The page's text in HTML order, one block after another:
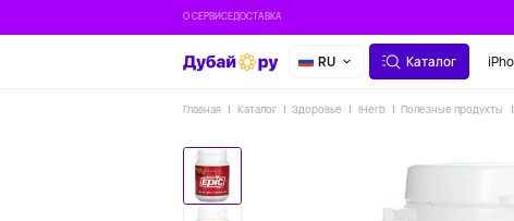
О СЕРВИСЕДОСТАВКА
RU Каталог
Главная Каталог Здоровье IHerb Полезные продукты